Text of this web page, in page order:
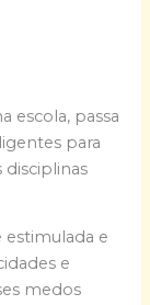
escola, passa
para
disciplinas
e
e
medos